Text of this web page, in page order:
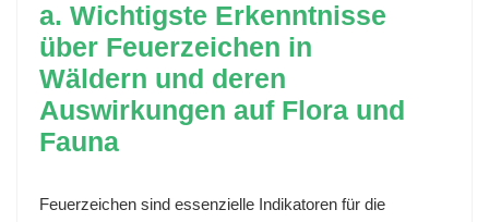
a. Wichtigste Erkenntnisse
über Feuerzeichen in
Wäldern und deren
Auswirkungen auf Flora und
Fauna
Feuerzeichen sind essenzielle Indikatoren für die